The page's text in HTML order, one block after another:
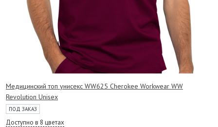
Медицинский топ унисекс WW625 Cherokee Workwear WW
Revolution Unisex
ПОД ЗАКАЗ
Доступно в 8 цветах